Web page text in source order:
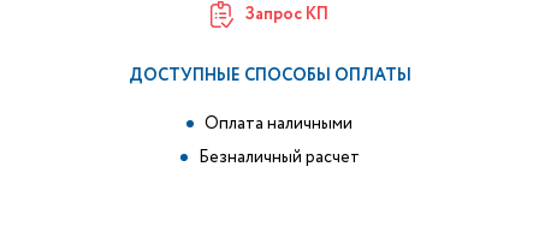
Запрос КП
ДОСТУПНЫЕ СПОСОБЫ ОПЛАТЫ
Оплата наличными
Безналичный расчет